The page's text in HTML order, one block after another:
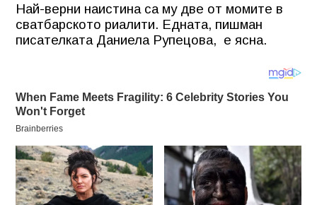
Най-верни наистина са му две от момите в
сватбарското риалити. Едната, пишман
писателката Даниела Рупецова, е ясна.